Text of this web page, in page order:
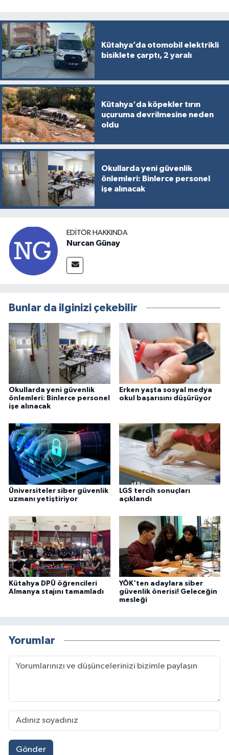
Kütahya’da otomobil elektrikli
bisiklete çarptı, 2 yaralı
Kütahya'da köpekler tırın
uçuruma devrilmesine neden
oldu
Okullarda yeni güvenlik
önlemleri: Binlerce personel
işe alınacak
EDITÖR HAKKINDA
Nurcan Günay
Bunlar da ilginizi çekebilir
Okullarda yeni güvenlik
önlemleri: Binlerce personel
işe alınacak
Erken yaşta sosyal medya
okul başarısını düşürüyor
Üniversiteler siber güvenlik
uzmanı yetiştiriyor
LGS tercih sonuçları
açıklandı
Kütahya DPÜ öğrencileri
Almanya stajını tamamladı
YÖK'ten adaylara siber
güvenlik önerisi! Geleceğin
mesleği
Yorumlar
Gönder